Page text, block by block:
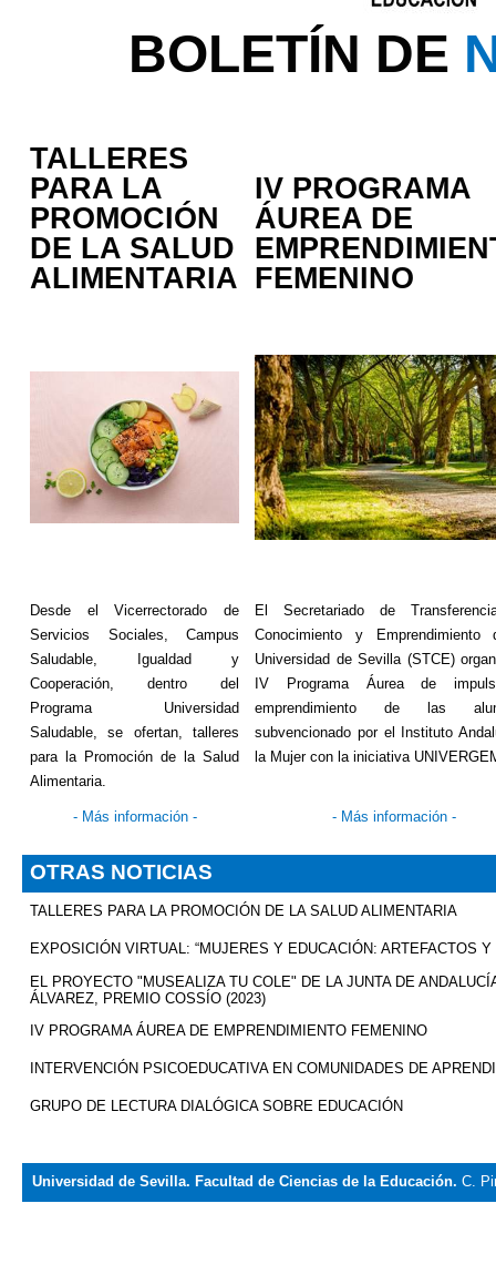
BOLETÍN DE
TALLERES
PARA LA
PROMOCIÓN
DE LA SALUD
ALIMENTARIA
IV PROGRAMA
ÁUREA DE
FEMENINO
Desde el Vicerrectorado de
Servicios Sociales, Campus
Saludable, Igualdad y
Cooperación, dentro del
Programa Universidad
Saludable, se ofertan, talleres
para la Promoción de la Salud
Alimentaria.
El Secretariado de
Conocimiento y Emprendimiento
Universidad de Sevilla (STCE)
IV Programa Áurea de
emprendimiento de las
subvencionado por el Instituto
la Mujer con la iniciativa
- Más información- - Más información -
OTRAS NOTICIAS
TALLERES PARA LA PROMOCIÓN DE LA SALUD ALIMENTARIA
EXPOSICIÓN VIRTUAL: “MUJERES Y EDUCACIÓN: ARTEFACTOS
EL PROYECTO "MUSEALIZA TU COLE" DE LA JUNTA DE
ÁLVAREZ, PREMIO COSSÍO (2023)
IV PROGRAMA ÁUREA DE EMPRENDIMIENTO FEMENINO
INTERVENCIÓN PSICOEDUCATIVA EN COMUNIDADES DE
GRUPO DE LECTURA DIALÓGICA SOBRE EDUCACIÓN
Universidad de Sevilla. Facultad de Ciencias de la Educación. C.